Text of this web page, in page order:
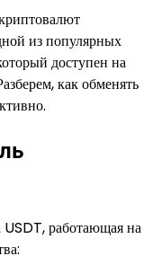
из популярных
доступен на
как обменять
работающая на